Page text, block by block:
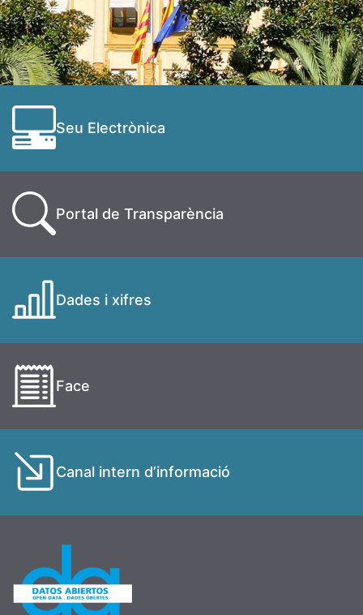
Seu Electrònica
Portal de Transparència
Dades i xifres
Face
Canal intern d’informació